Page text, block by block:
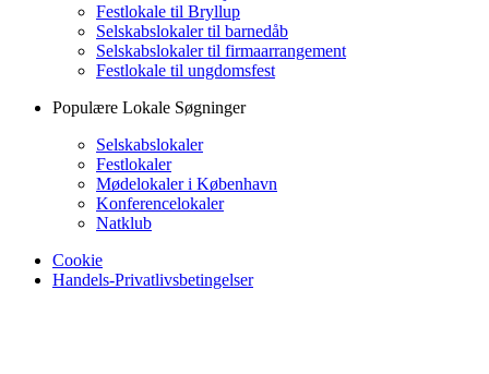
Festlokale til Bryllup
Selskabslokaler til barnedåb
Selskabslokaler til firmaarrangement
Festlokale til ungdomsfest
Populære Lokale Søgninger
Selskabslokaler
Festlokaler
Mødelokaler i København
Konferencelokaler
Natklub
Cookie
Handels-Privatlivsbetingelser